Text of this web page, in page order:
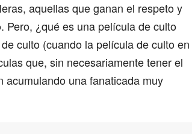
aquellas que ganan el respeto y
¿qué es una película de culto
culto (cuando la película de culto en
que, sin necesariamente tener el
una fanaticada muy